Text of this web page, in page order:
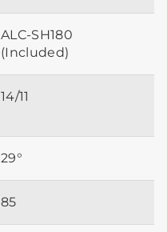
ALC-SH180
(Included)
14/11
29°
85